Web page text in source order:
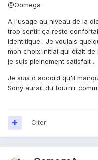
@Oomega
A l'usage au niveau de la
trop sentir ça reste
identitique . Je voulais
mon choix initial qui était
je suis pleinement satisfait .
Je suis d'accord qu'il
Sony aurait du fournir
Citer